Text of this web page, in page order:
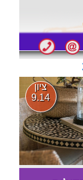
ציון
9.14